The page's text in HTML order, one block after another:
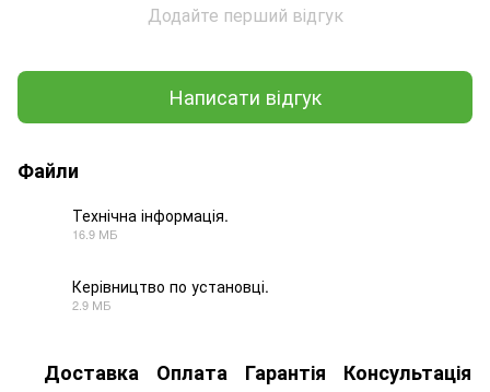
Додайте перший відгук
Написати відгук
Файли
Технічна інформація.
16.9 МБ
Керівництво по установці.
2.9 МБ
Доставка Оплата Гарантія Консультація